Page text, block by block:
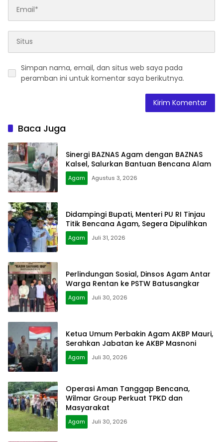
Simpan nama, email, dan situs web saya pada
peramban ini untuk komentar saya berikutnya.
Baca Juga
Sinergi BAZNAS Agam dengan BAZNAS
Kalsel, Salurkan Bantuan Bencana Alam
Agam Agustus 3, 2026
Didampingi Bupati, Menteri PU RI Tinjau
Titik Bencana Agam, Segera Dipulihkan
Agam Juli 31, 2026
Perlindungan Sosial, Dinsos Agam Antar
Warga Rentan ke PSTW Batusangkar
Agam Juli 30, 2026
Ketua Umum Perbakin Agam AKBP Mauri,
Serahkan Jabatan ke AKBP Masnoni
Agam Juli 30, 2026
Operasi Aman Tanggap Bencana,
Wilmar Group Perkuat TPKD dan
Masyarakat
Agam Juli 30, 2026